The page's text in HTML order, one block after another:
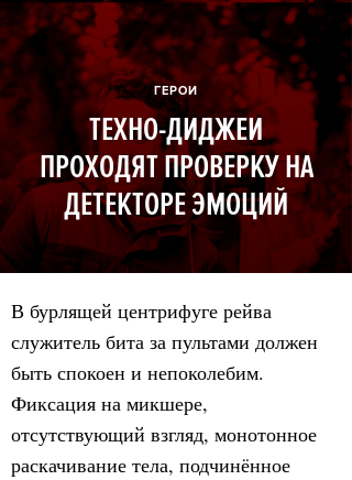
ГЕРОИ
ТЕXНО-ДИДЖЕИ
ПРОXОДЯТ ПРОВЕРКУ НА
ДЕТЕКТОРЕ ЭМОЦИЙ
В бурлящей центрифуге рейва
служитель бита за пультами должен
быть спокоен и непоколебим.
Фиксация на микшере,
отсутствующий взгляд, монотонное
раскачивание тела, подчинённое